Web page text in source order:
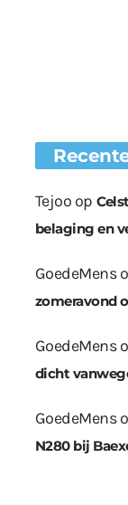
Tejoo op
belaging en
GoedeMens
zomeravond
GoedeMens
dicht
GoedeMens
N280 bij